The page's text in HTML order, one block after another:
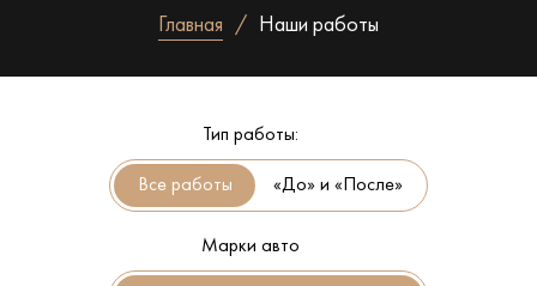
Главная Наши работы
Тип работы:
«До» и «После»
Марки авто